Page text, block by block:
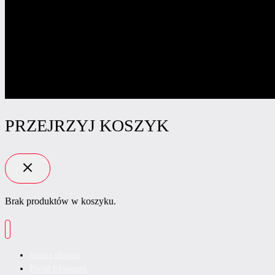
PRZEJRZYJ KOSZYK
Brak produktów w koszyku.